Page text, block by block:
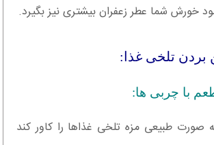
خورش شما عطر زعفران بیشتری نیز بگیرد.
بردن تلخی غذا:
با چربی ها:
صورت طبیعی مزه تلخی غذاها را کاور کند